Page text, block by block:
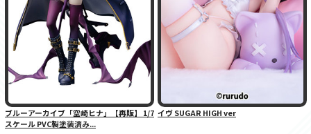
ブルーアーカイブ「空崎ヒナ」【再販】 1/7
スケール PVC製塗装済み...
イヴ SUGAR HIGH ver